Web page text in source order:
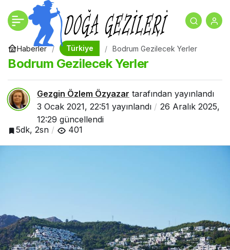
Haberler Türkiye Bodrum Gezilecek Yerler
Bodrum Gezilecek Yerler
Gezgin Özlem Özyazar tarafından yayınlandı
3 Ocak 2021, 22:51 yayınlandı
26 Aralık 2025,
12:29 güncellendi
5dk, 2sn
401
Kapadokya Gezilecek
Yerler (2021)
+ - Paylaş